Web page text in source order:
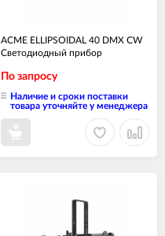
ACME ELLIPSOIDAL 40 DMX CW
Светодиодный прибор
По запросу
Наличие и сроки поставки
товара уточняйте у менеджера